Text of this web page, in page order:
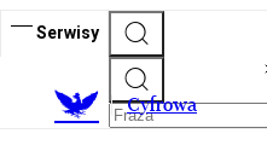
Serwisy
Cyfrowa